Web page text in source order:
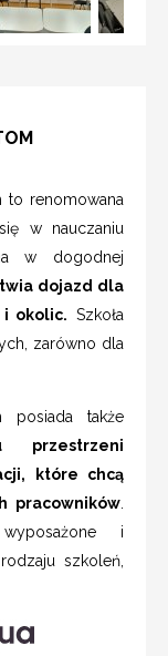
to renomowana
w nauczaniu
w dogodnej
dojazd dla
i okolic. Szkoła
zarówno dla
posiada także
przestrzeni
które chcą
pracowników
i
szkoleń,